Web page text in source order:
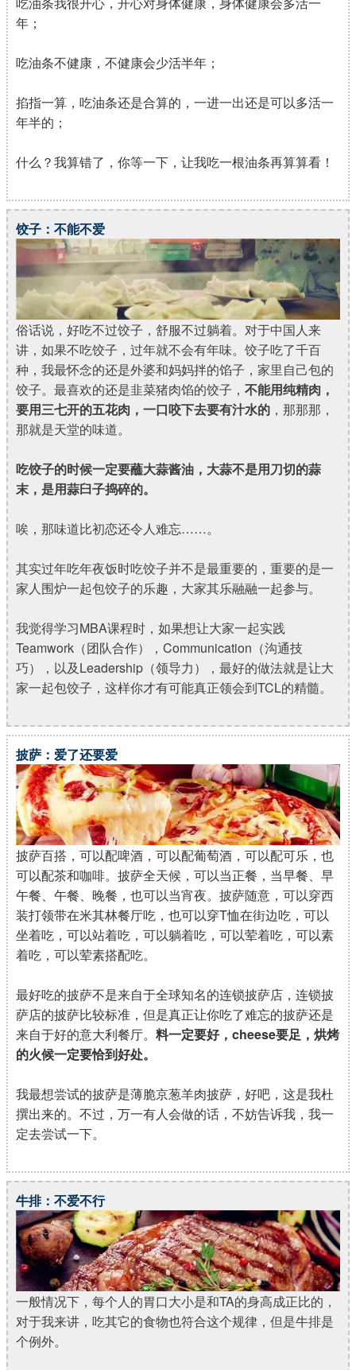
年；
吃油条不健康，不健康会少活半年；
掐指一算，吃油条还是合算的，一进一出还是可以多活一
年半的；
什么？我算错了，你等一下，让我吃一根油条再算算看！
饺子：不能不爱
俗话说，好吃不过饺子，舒服不过躺着。对于中国人来
讲，如果不吃饺子，过年就不会有年味。饺子吃了千百
种，我最怀念的还是外婆和妈妈拌的馅子，家里自己包的
饺子。最喜欢的还是韭菜猪肉馅的饺子， 不能用纯精肉，
要用三七开的五花肉，一口咬下去要有汁水的 ，那那那，
那就是天堂的味道。
吃饺子的时候一定要蘸大蒜酱油，大蒜不是用刀切的蒜
末，是用蒜臼子捣碎的。
唉，那味道比初恋还令人难忘……。
其实过年吃年夜饭时吃饺子并不是最重要的，重要的是一
家人围炉一起包饺子的乐趣，大家其乐融融一起参与。
我觉得学习MBA课程时，如果想让大家一起实践
Teamwork（团队合作），Communication（沟通技
巧），以及Leadership（领导力），最好的做法就是让大
家一起包饺子，这样你才有可能真正领会到TCL的精髓。
披萨：爱了还要爱
披萨百搭，可以配啤酒，可以配葡萄酒，可以配可乐，也
可以配茶和咖啡。披萨全天候，可以当正餐，当早餐、早
午餐、午餐、晚餐，也可以当宵夜。披萨随意，可以穿西
装打领带在米其林餐厅吃，也可以穿T恤在街边吃，可以
坐着吃，可以站着吃，可以躺着吃，可以荤着吃，可以素
着吃，可以荤素搭配吃。
最好吃的披萨不是来自于全球知名的连锁披萨店，连锁披
萨店的披萨比较标准，但是真正让你吃了难忘的披萨还是
来自于好的意大利餐厅。 料一定要好，cheese要足，烘烤
的火候一定要恰到好处。
我最想尝试的披萨是薄脆京葱羊肉披萨，好吧，这是我杜
撰出来的。不过，万一有人会做的话，不妨告诉我，我一
定去尝试一下。
牛排：不爱不行
一般情况下，每个人的胃口大小是和TA的身高成正比的，
对于我来讲，吃其它的食物也符合这个规律，但是牛排是
个例外。